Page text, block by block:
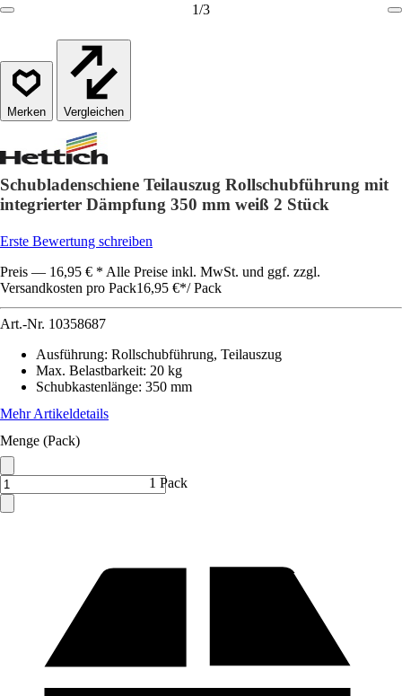
1/3
Vergleichen
Schubladenschiene Teilauszug Rollschubführung mit
integrierter Dämpfung 350 mm weiß 2 Stück
Erste Bewertung schreiben
Preis — 16,95 € * Alle Preise inkl. MwSt. und ggf. zzgl.
Versandkosten pro Pack16,95 €*/ Pack
Art.-Nr. 10358687
Ausführung: Rollschubführung, Teilauszug
Max. Belastbarkeit: 20 kg
Schubkastenlänge: 350 mm
Mehr Artikeldetails
Menge (Pack)
1 Pack